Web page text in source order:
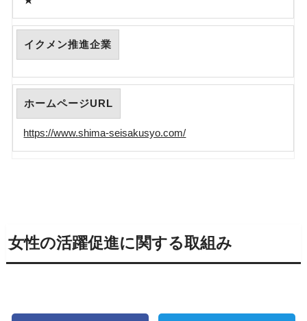
イクメン推進企業
ホームページURL
https://www.shima-seisakusyo.com/
女性の活躍促進に関する取組み